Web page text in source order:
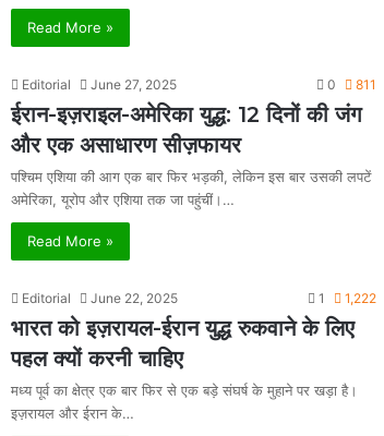
Read More »
Editorial June 27, 2025 0 811
ईरान-इज़राइल-अमेरिका युद्ध: 12 दिनों की जंग
और एक असाधारण सीज़फायर
पश्चिम एशिया की आग एक बार फिर भड़की, लेकिन इस बार उसकी लपटें
अमेरिका, यूरोप और एशिया तक जा पहुंचीं।…
Read More »
Editorial June 22, 2025 1 1,222
भारत को इज़रायल-ईरान युद्ध रुकवाने के लिए
पहल क्यों करनी चाहिए
मध्य पूर्व का क्षेत्र एक बार फिर से एक बड़े संघर्ष के मुहाने पर खड़ा है।
इज़रायल और ईरान के…